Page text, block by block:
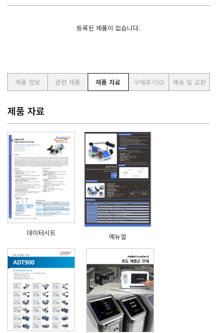
등록된 제품이 없습니다.
제품 정보 관련 제품 제품 자료 구매후기(0) 배송 및 교환
제품 자료
데이터시트 메뉴얼